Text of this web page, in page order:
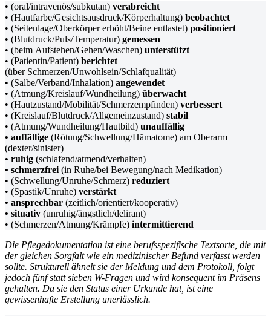
• (oral/intravenös/subkutan) verabreicht
• (Hautfarbe/Gesichtsausdruck/Körperhaltung) beobachtet
• (Seitenlage/Oberkörper erhöht/Beine entlastet) positioniert
• (Blutdruck/Puls/Temperatur) gemessen
• (beim Aufstehen/Gehen/Waschen) unterstützt
• (Patientin/Patient) berichtet
(über Schmerzen/Unwohlsein/Schlafqualität)
• (Salbe/Verband/Inhalation) angewendet
• (Atmung/Kreislauf/Wundheilung) überwacht
• (Hautzustand/Mobilität/Schmerzempfinden) verbessert
• (Kreislauf/Blutdruck/Allgemeinzustand) stabil
• (Atmung/Wundheilung/Hautbild) unauffällig
• auffällige (Rötung/Schwellung/Hämatome) am Oberarm
(dexter/sinister)
• ruhig (schlafend/atmend/verhalten)
• schmerzfrei (in Ruhe/bei Bewegung/nach Medikation)
• (Schwellung/Unruhe/Schmerz) reduziert
• (Spastik/Unruhe) verstärkt
• ansprechbar (zeitlich/orientiert/kooperativ)
• situativ (unruhig/ängstlich/delirant)
• (Schmerzen/Atmung/Krämpfe) intermittierend
Die Pflegedokumentation ist eine berufsspezifische Textsorte, die mit
der gleichen Sorgfalt wie ein medizinischer Befund verfasst werden
sollte. Strukturell ähnelt sie der Meldung und dem Protokoll, folgt
jedoch fünf statt sieben W-Fragen und wird konsequent im Präsens
gehalten. Da sie den Status einer Urkunde hat, ist eine
gewissenhafte Erstellung unerlässlich.